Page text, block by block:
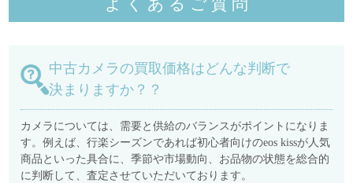
よくあるご質 問
中古カメラの買取価格はどんな判断で
決まりますか？？
カメラについては、需要と供給のバランスがポイントになりま
す。例えば、行楽シーズンであれば初心者向けのeos kissが人気
商品といった具合に、季節や市場動向、お品物の状態を総合的
に判断して、査定させていただいております。